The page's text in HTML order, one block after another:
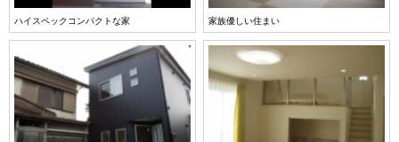
ハイスペックコンパクトな家 家族優しい住まい